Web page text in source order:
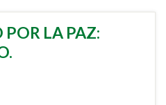
POR LA PAZ: